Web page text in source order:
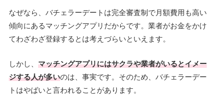
なぜなら、バチェラーデートは完全審査制で月額費用も高い
傾向にあるマッチングアプリだからです。業者がお金をかけ
てわざわざ登録するとは考えづらいといえます。
しかし、 マッチングアプリにはサクラや業者がいるとイメー
ジする人が多いのは、事実です。そのため、バチェラーデー
トはやばいと言われることがあります。